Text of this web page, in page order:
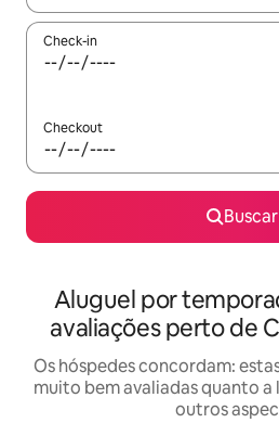
Check-in
Checkout
Buscar
Aluguel por
avaliações perto de
Os hóspedes concordam:
muito bem avaliadas quanto
outros